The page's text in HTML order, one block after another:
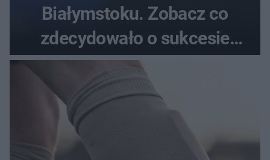
Białymstoku. Zobacz co
zdecydowało o sukcesie
gości